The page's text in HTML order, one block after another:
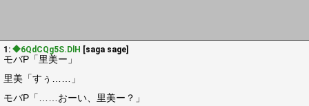
1: ◆6QdCQg5S.DlH [saga sage]
モバP「里美ー」
里美「すぅ……」
モバP「……おーい、里美ー？」